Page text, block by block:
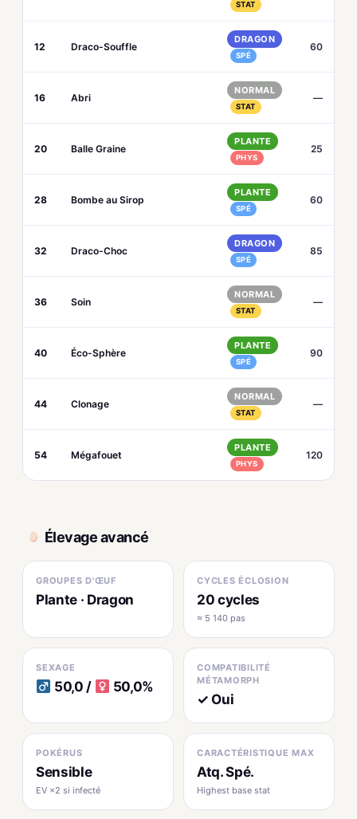
STAT
12 Draco-Souffle
DRAGON
SPÉ
60
16 Abri
NORMAL
STAT
—
20 Balle Graine
PLANTE
PHYS
25
28 Bombe au Sirop
PLANTE
SPÉ
60
32 Draco-Choc
DRAGON
SPÉ
85
36 Soin
NORMAL
STAT
—
40 Éco-Sphère
PLANTE
SPÉ
90
44 Clonage
NORMAL
STAT
—
54 Mégafouet
PLANTE
PHYS
120
Élevage avancé
GROUPES D'ŒUF
Plante · Dragon
CYCLES ÉCLOSION
20 cycles
≈ 5 140 pas
SEXAGE
50,0 / 50,0%
COMPATIBILITÉ
MÉTAMORPH
✓ Oui
POKÉRUS
Sensible
EV ×2 si infecté
CARACTÉRISTIQUE MAX
Atq. Spé.
Highest base stat